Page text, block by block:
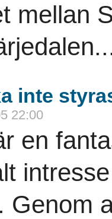
mellan
inte
22:00
en
Genom